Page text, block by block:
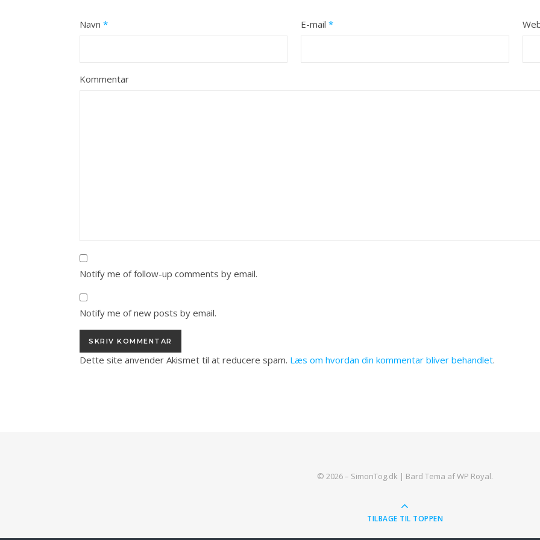
Navn * E-mail*
Kommentar
Notify me of follow-up comments by email.
Notify me of new posts by email.
Dette site anvender Akismet til at reducere spam. Læs om hvordan din kommentar bliver behandlet.
© 2026 – SimonTog.dk | Bard Tema afWP Royal.
TILBAGE TIL TOPPEN